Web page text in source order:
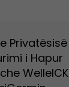
Privatësisë
i Hapur
WelleICK